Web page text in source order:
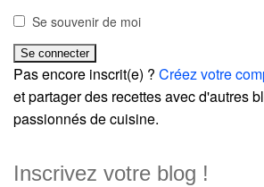
Se souvenir de moi
Pas encore inscrit(e) ? Créez votre
et partager des recettes avec d'autres
passionnés de cuisine.
Inscrivez votre blog !